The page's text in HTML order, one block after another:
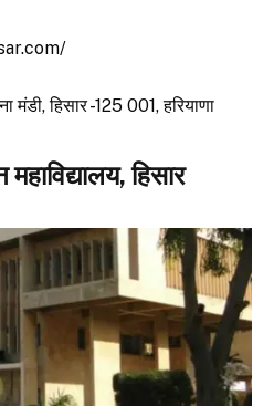
मंडी, हिसार -125 001, हरियाणा
हिसार